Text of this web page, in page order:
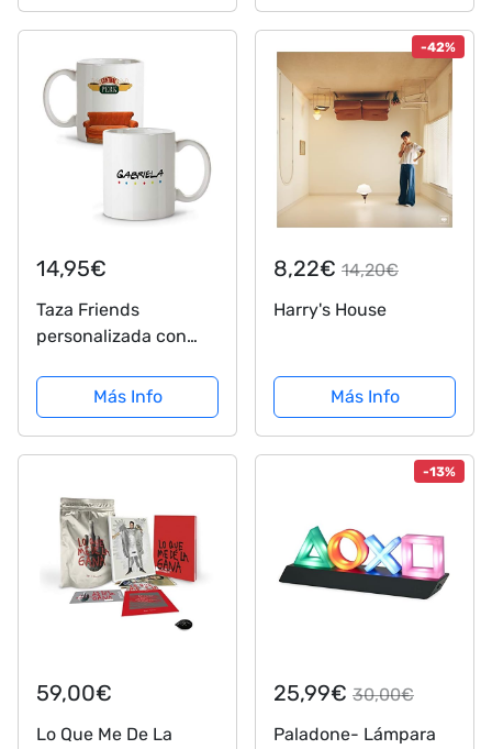
14,95€
Taza Friends
personalizada con
Frikis personalizados.
Tazas personalizadas
de cerámica. Varios
Interior. Friends
Más Info
-42%
8,22€ 14,20€
Harry's House
Más Info
59,00€
Lo Que Me De La
-13%
25,99€ 30,00€
Paladone- Lámpara